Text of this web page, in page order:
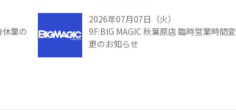
業の
2026年07月07日（火）
9F:BIG MAGIC 秋葉原店 臨時営業時間変
更のお知らせ